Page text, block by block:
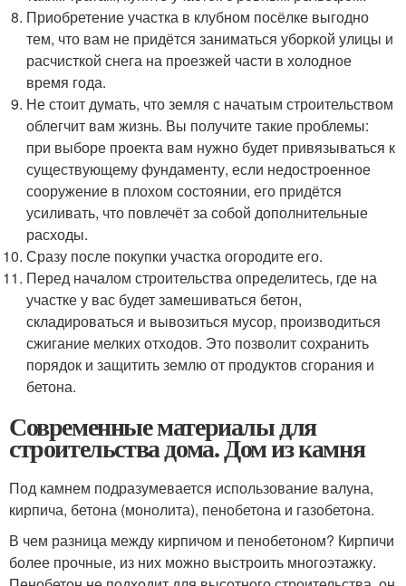
Приобретение участка в клубном посёлке выгодно
тем, что вам не придётся заниматься уборкой улицы и
расчисткой снега на проезжей части в холодное
время года.
Не стоит думать, что земля с начатым строительством
облегчит вам жизнь. Вы получите такие проблемы:
при выборе проекта вам нужно будет привязываться к
существующему фундаменту, если недостроенное
сооружение в плохом состоянии, его придётся
усиливать, что повлечёт за собой дополнительные
расходы.
Сразу после покупки участка огородите его.
Перед началом строительства определитесь, где на
участке у вас будет замешиваться бетон,
складироваться и вывозиться мусор, производиться
сжигание мелких отходов. Это позволит сохранить
порядок и защитить землю от продуктов сгорания и
бетона.
Современные материалы для
строительства дома. Дом из камня
Под камнем подразумевается использование валуна,
кирпича, бетона (монолита), пенобетона и газобетона.
В чем разница между кирпичом и пенобетоном? Кирпичи
более прочные, из них можно выстроить многоэтажку.